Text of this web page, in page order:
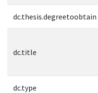
dc.thesis.degreetoobtain
dc.title
dc.type